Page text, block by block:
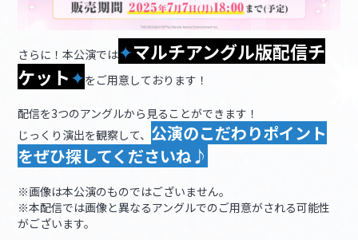
さらに！本公演では✦マルチアングル版配信チ
ケット✦をご用意しております！
配信を3つのアングルから見ることができます！
じっくり演出を観察して、 公演のこだわりポイント
をぜひ探してくださいね♪
※画像は本公演のものではございません。
※本配信では画像と異なるアングルでのご用意がされる可能性
がございます。